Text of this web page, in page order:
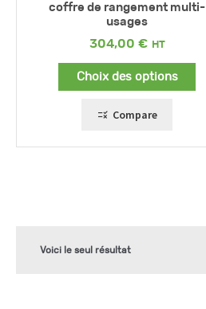
coffre de rangement multi-
usages
304,00 €
Choix des options
Compare
Voici le seul résultat